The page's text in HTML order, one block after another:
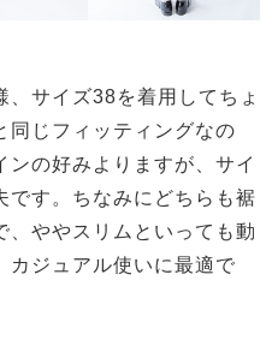
、サイズ38を着用してちょ
同じフィッティングなの
の好みよりますが、サイ
です。ちなみにどちらも裾
、ややスリムといっても動
カジュアル使いに最適で